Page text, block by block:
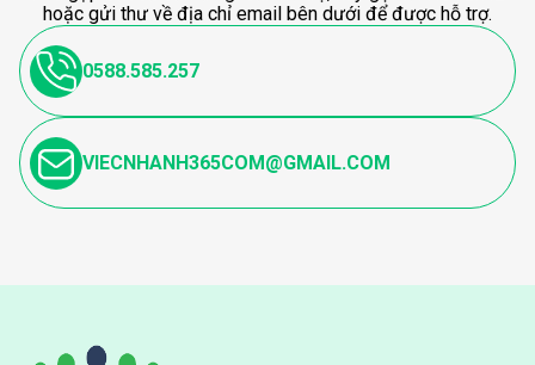
hoặc gửi thư về địa chỉ email bên dưới để được hỗ trợ.
0588.585.257
VIECNHANH365COM@GMAIL.COM